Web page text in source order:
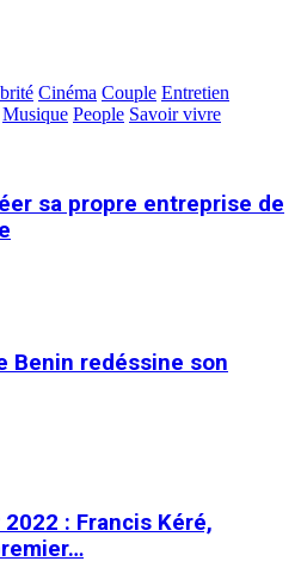
Cinéma Couple Entretien
Musique People Savoir vivre
sa propre entreprise de
Benin redéssine son
: Francis Kéré,